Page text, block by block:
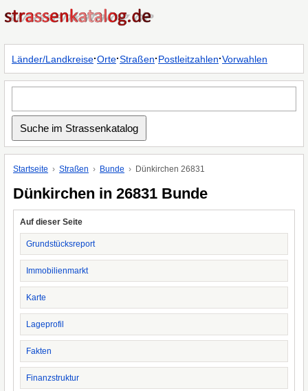
Länder/Landkreise·Orte·Straßen·Postleitzahlen·Vorwahlen
Startseite Straßen Bunde Dünkirchen 26831
Dünkirchen in 26831 Bunde
Auf dieser Seite
Grundstücksreport
Immobilienmarkt
Karte
Lageprofil
Fakten
Finanzstruktur